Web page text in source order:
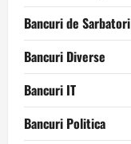
Bancuri de Sarbatori
Bancuri Diverse
Bancuri IT
Bancuri Politica